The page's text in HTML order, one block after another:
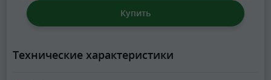
Купить
Технические характеристики